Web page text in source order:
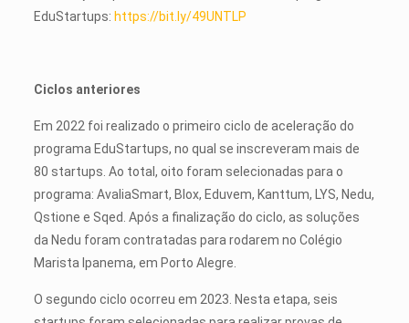
EduStartups: https://bit.ly/49UNTLP
Ciclos anteriores
Em 2022 foi realizado o primeiro ciclo de aceleração do
programa EduStartups, no qual se inscreveram mais de
80 startups. Ao total, oito foram selecionadas para o
programa: AvaliaSmart, Blox, Eduvem, Kanttum, LYS, Nedu,
Qstione e Sqed. Após a finalização do ciclo, as soluções
da Nedu foram contratadas para rodarem no Colégio
Marista Ipanema, em Porto Alegre.
O segundo ciclo ocorreu em 2023. Nesta etapa, seis